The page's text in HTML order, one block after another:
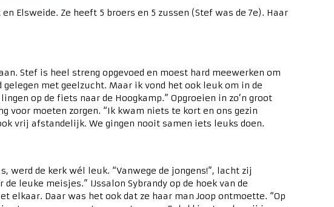
Elsweide. Ze heeft 5 broers en 5 zussen (Stef was de 7e). Haar
Stef is heel streng opgevoed en moest hard meewerken om
met geelzucht. Maar ik vond het ook leuk om in de
op de fiets naar de Hoogkamp.” Opgroeien in zo’n groot
voor moeten zorgen. “Ik kwam niets te kort en ons gezin
vrij afstandelijk. We gingen nooit samen iets leuks doen.
werd de kerk wél leuk. “Vanwege de jongens!”, lacht zij
leuke meisjes.” IJssalon Sybrandy op de hoek van de
Daar was het ook dat ze haar man Joop ontmoette. “Op